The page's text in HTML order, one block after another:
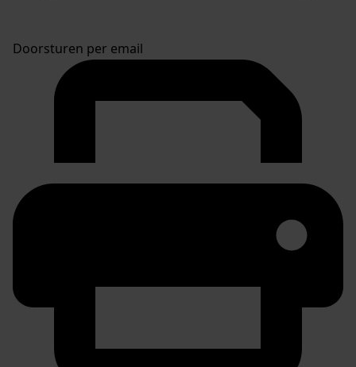
Doorsturen per email